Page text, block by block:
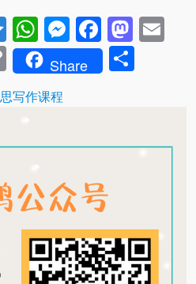
QzoneWhatsApp
Messenger
Copy
Link
Share